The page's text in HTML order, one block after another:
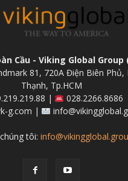
Cầu - Viking Global Group
81, 720A Điện Biên Phủ,
Thạnh, Tp.HCM
|
028.2266.8686
g.com |
tôi: